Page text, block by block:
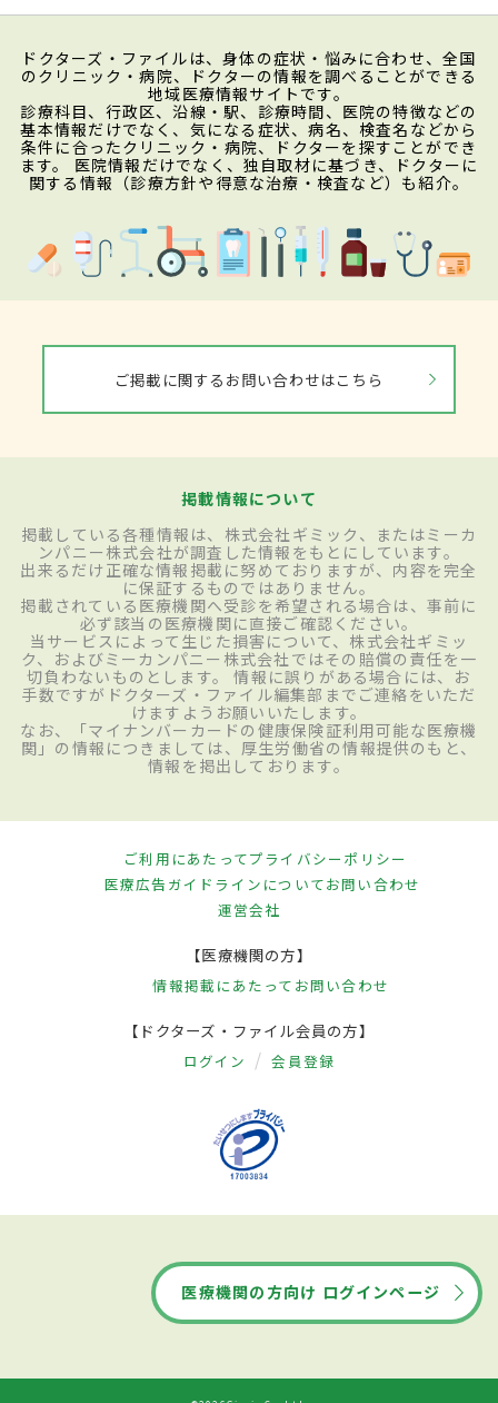
ドクターズ・ファイルは、身体の症状・悩みに合わせ、全国
のクリニック・病院、ドクターの情報を調べることができる
地域医療情報サイトです。
診療科目、行政区、沿線・駅、診療時間、医院の特徴などの
基本情報だけでなく、気になる症状、病名、検査名などから
条件に合ったクリニック・病院、ドクターを探すことができ
ます。 医院情報だけでなく、独自取材に基づき、ドクターに
関する情報（診療方針や得意な治療・検査など）も紹介。
ご掲載に関するお問い合わせはこちら
掲載情報について
掲載している各種情報は、株式会社ギミック、またはミーカ
ンパニー株式会社が調査した情報をもとにしています。
出来るだけ正確な情報掲載に努めておりますが、内容を完全
に保証するものではありません。
掲載されている医療機関へ受診を希望される場合は、事前に
必ず該当の医療機関に直接ご確認ください。
当サービスによって生じた損害について、株式会社ギミッ
ク、およびミーカンパニー株式会社ではその賠償の責任を一
切負わないものとします。 情報に誤りがある場合には、お
手数ですがドクターズ・ファイル編集部までご連絡をいただ
けますようお願いいたします。
なお、「マイナンバーカードの健康保険証利用可能な医療機
関」の情報につきましては、厚生労働省の情報提供のもと、
情報を掲出しております。
ご利用にあたってプライバシーポリシー
医療広告ガイドラインについてお問い合わせ
運営会社
【医療機関の方】
情報掲載にあたって お問い合わせ
【ドクターズ・ファイル会員の方】
ログイン 会員登録
医療機関の方向け ログインページ